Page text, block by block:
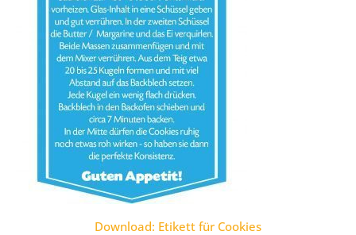
Download: Etikett für Cookies